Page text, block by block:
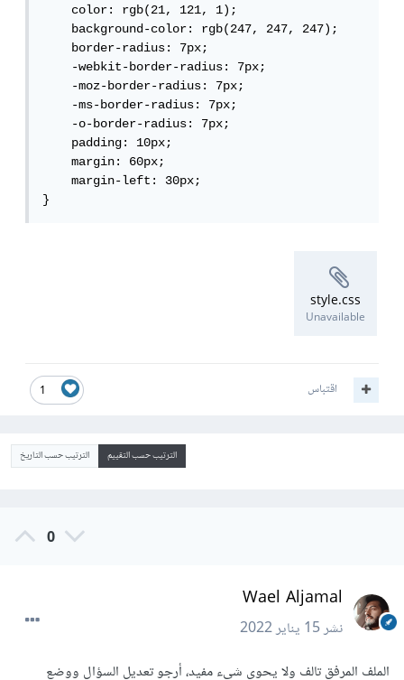
    color: rgb(21, 121, 1);
    background-color: rgb(247, 247, 247);
    border-radius: 7px;
    -webkit-border-radius: 7px;
    -moz-border-radius: 7px;
    -ms-border-radius: 7px;
    -o-border-radius: 7px;
    padding: 10px;
    margin: 60px;
    margin-left: 30px;
}
style.css
Unavailable
1 اقتباس
الترتيب حسب التقييم الترتيب حسب التاريخ
0
Wael Aljamal
نشر15 يناير 2022
الملف المرفق تالف ولا يحوي شيء مفيد، أرجو تعديل السؤال ووضع